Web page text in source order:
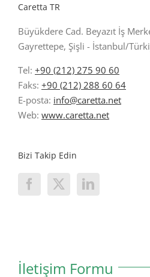
İletişim Formu
​Caretta TR
Büyükdere Cad. Beyazıt İş
Gayrettepe, Şişli - İstanbul/
Tel: +90 (212) 275 90 60
Faks: +90 (212) 288 60 64
E-posta: info@caretta.net
Web: www.caretta.net
Bizi Takip Edin